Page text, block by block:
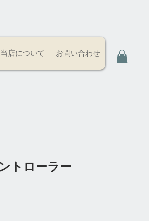
当店について お問い合わせ
トローラー